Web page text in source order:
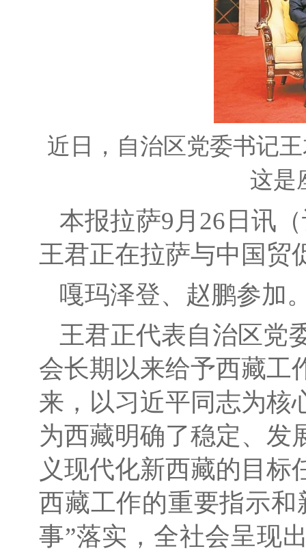
近日，自治区党委书记
这是
本报拉萨9月26日讯
王君正在拉萨与中国贸
嘎玛泽登、赵鹏参加
王君正代表自治区党
会长期以来给予西藏工
来，以习近平同志为核
为西藏明确了稳定、发
义现代化新西藏的目
西藏工作的重要指示
事”落实，全社会呈现